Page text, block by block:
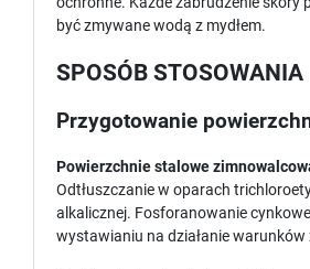
być zmywane wodą z mydłem.
SPOSÓB STOSOWANIA
Przygotowanie
Powierzchnie stalowe
Odtłuszczanie w oparach
alkalicznej. Fosforanowanie
wystawianiu na działanie